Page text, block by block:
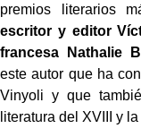
premios literarios
escritor y editor
francesa Nathalie
este autor que ha
Vinyoli y que
literatura del XVIII y